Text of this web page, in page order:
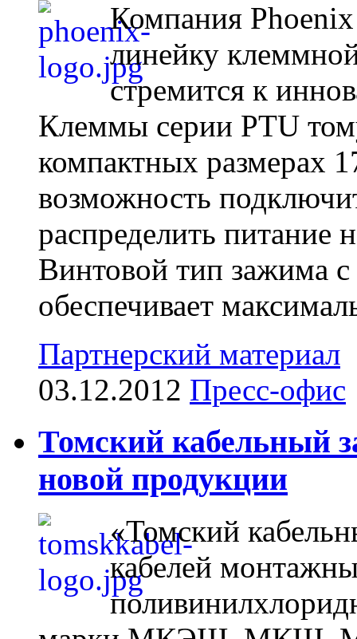
Компания
линейку
стремится к
Клеммы серии PTU
компактных размерах
возможность
распределить питание
Винтовой тип зажима
обеспечивает
Партнерский материал
03.12.2012 Пресс-офис
Томский кабельный
новой продукции
«Томский
кабелей